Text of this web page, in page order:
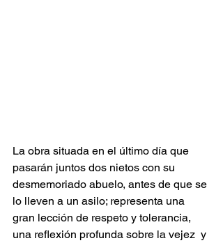
La obra situada en el último día que
pasarán juntos dos nietos con su
desmemoriado abuelo, antes de que se
lo lleven a un asilo; representa una
gran lección de respeto y tolerancia,
una reflexión profunda sobre la vejez  y